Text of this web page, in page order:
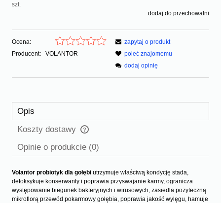
szt.
dodaj do przechowalni
Ocena:
Producent:
VOLANTOR
zapytaj o produkt
poleć znajomemu
dodaj opinię
Opis
Koszty dostawy
Cena nie zawiera ewentualnych kosztów płatności
Opinie o produkcie (0)
Volantor probiotyk dla gołębi utrzymuje właściwą kondycję stada,
detoksykuje konserwanty i poprawia przyswajanie karmy, ogranicza
występowanie biegunek bakteryjnych i wirusowych, zasiedla pożyteczną
mikroflorą przewód pokarmowy gołębia, poprawia jakość wylęgu, hamuje